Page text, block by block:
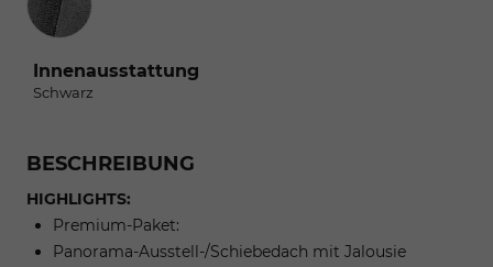
Innenausstattung
Schwarz
BESCHREIBUNG
HIGHLIGHTS:
Premium-Paket:
Panorama-Ausstell-/Schiebedach mit Jalousie